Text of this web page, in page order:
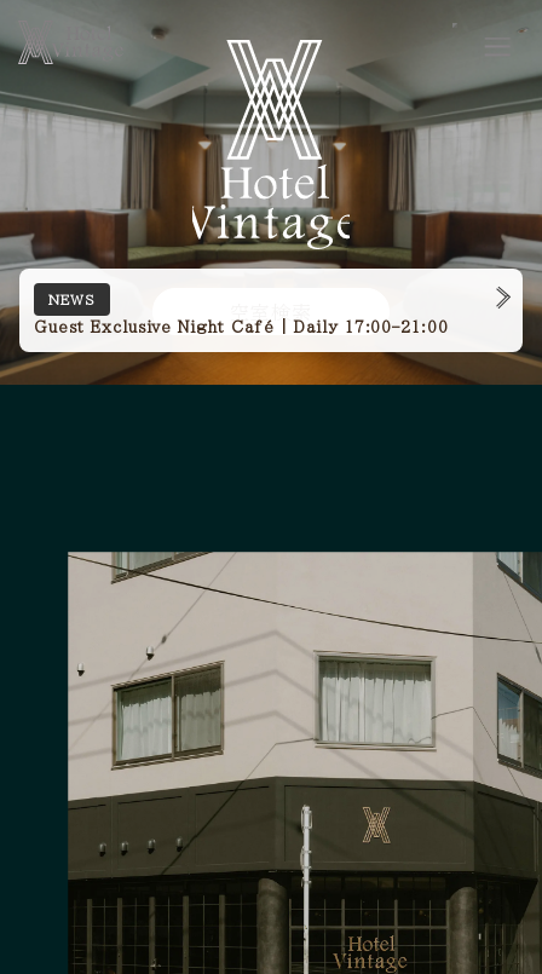
Hotel
NEWS
Guest Exclusive Night Café | Daily 17:00–21:00